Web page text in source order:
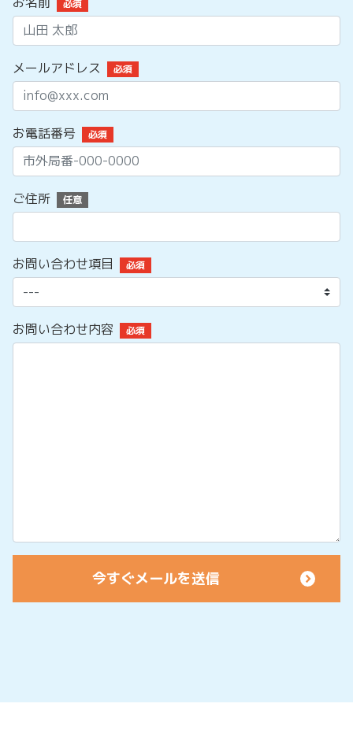
必須
メールアドレス 必須
お電話番号 必須
ご住所 任意
お問い合わせ項目 必須
お問い合わせ内容 必須